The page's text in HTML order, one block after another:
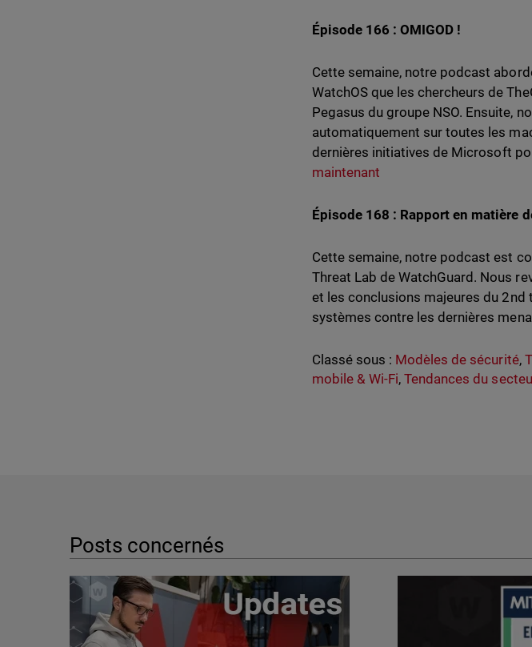
Épisode 166 : OMIGOD !
Cette semaine, notre podcast
WatchOS que les chercheurs de
Pegasus du groupe NSO. Ensuite,
automatiquement sur toutes les
dernières initiatives de Microsoft
maintenant
Épisode 168 : Rapport en matière
Cette semaine, notre podcast est
Threat Lab de WatchGuard. Nous
et les conclusions majeures du
systèmes contre les dernières
Classé sous : Modèles de sécurité,
mobile & Wi-Fi,Tendances du
Posts concernés